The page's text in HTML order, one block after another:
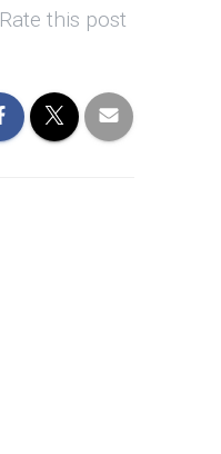
Rate this post